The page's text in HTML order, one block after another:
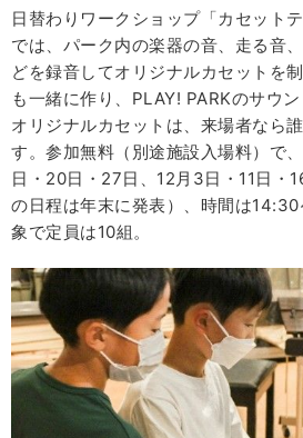
日替わりワークショップ「カセット
では、パーク内の楽器の音、走る音
どを録音してオリジナルカセットを
も一緒に作り、PLAY! PARKのサウン
オリジナルカセットは、来場者なら
す。参加無料（別途施設入場料）で
日・20日・27日、12月3日・11日・
の日程は年末に発表）、時間は
象で定員は10組。